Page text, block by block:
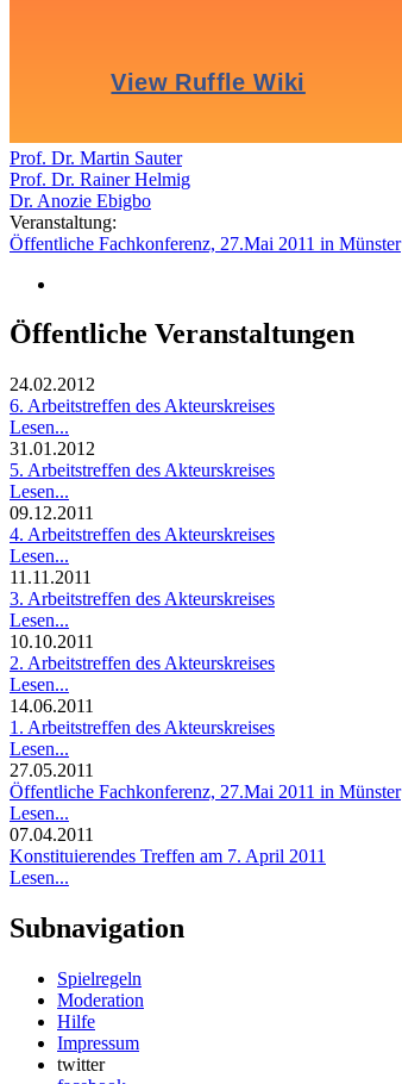
Prof. Dr. Martin Sauter
Prof. Dr. Rainer Helmig
Dr. Anozie Ebigbo
Veranstaltung:
Öffentliche Fachkonferenz, 27.Mai 2011 in Münster
Öffentliche Veranstaltungen
24.02.2012
6. Arbeitstreffen des Akteurskreises
Lesen...
31.01.2012
5. Arbeitstreffen des Akteurskreises
Lesen...
09.12.2011
4. Arbeitstreffen des Akteurskreises
Lesen...
11.11.2011
3. Arbeitstreffen des Akteurskreises
Lesen...
10.10.2011
2. Arbeitstreffen des Akteurskreises
Lesen...
14.06.2011
1. Arbeitstreffen des Akteurskreises
Lesen...
27.05.2011
Öffentliche Fachkonferenz, 27.Mai 2011 in Münster
Lesen...
07.04.2011
Konstituierendes Treffen am 7. April 2011
Lesen...
Subnavigation
Spielregeln
Moderation
Hilfe
Impressum
twitter